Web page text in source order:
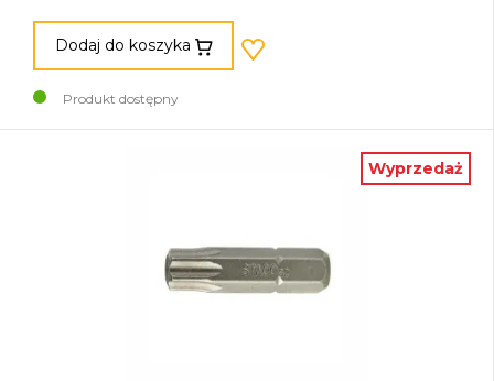
Dodaj do koszyka
Produkt dostępny
Wyprzedaż